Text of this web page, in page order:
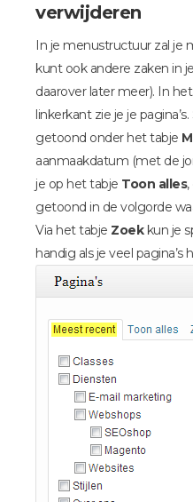
verwijderen
In je menustructuur zal je
kunt ook andere zaken in
daarover later meer). In
linkerkant zie je je
getoond onder het tabje
aanmaakdatum (met de
je op het tabje Toon alles,
getoond in de volgorde
Via het tabje Zoekkun je
handig als je veel pagina’s